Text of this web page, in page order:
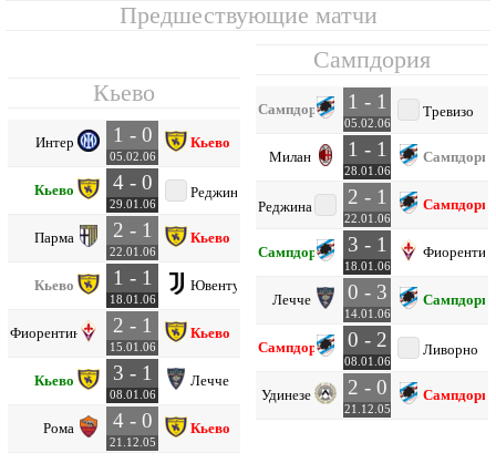
Предшествующие матчи
Кьево
Интер 1 - 0
05.02.06
Кьево
Кьево 4 - 0
29.01.06
Реджина
Парма 2 - 1
22.01.06
Кьево
Кьево 1 - 1
18.01.06
Ювентус
Фиорентина 2 - 1
15.01.06
Кьево
Кьево 3 - 1
08.01.06
Лечче
Рома 4 - 0
21.12.05
Кьево
Сампдория
Сампдория 1 - 1
05.02.06
Тревизо
Милан 1 - 1
28.01.06
Сампдория
Реджина 2 - 1
22.01.06
Сампдория
Сампдория 3 - 1
18.01.06
Лечче 0 - 3
14.01.06
Сампдория
Сампдория 0 - 2
08.01.06
Ливорно
Удинезе 2 - 0
21.12.05
Сампдория